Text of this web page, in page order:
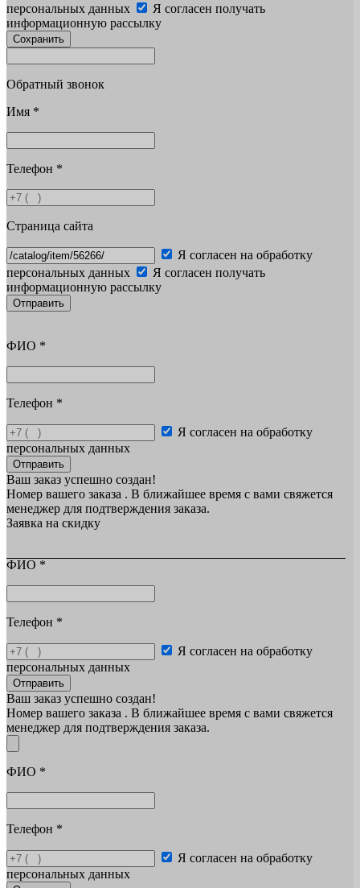
персональных данных
Я согласен получать
информационную рассылку
Сохранить
Обратный звонок
Имя *
Телефон *
Страница сайта
Я согласен на обработку
персональных данных
Я согласен получать
информационную рассылку
Отправить
ФИО *
Телефон *
Я согласен на обработку
персональных данных
Отправить
Ваш заказ успешно создан!
Номер вашего заказа . В ближайшее время с вами свяжется
менеджер для подтверждения заказа.
Заявка на скидку
ФИО *
Телефон *
Я согласен на обработку
персональных данных
Отправить
Ваш заказ успешно создан!
Номер вашего заказа . В ближайшее время с вами свяжется
менеджер для подтверждения заказа.
ФИО *
Телефон *
Я согласен на обработку
персональных данных